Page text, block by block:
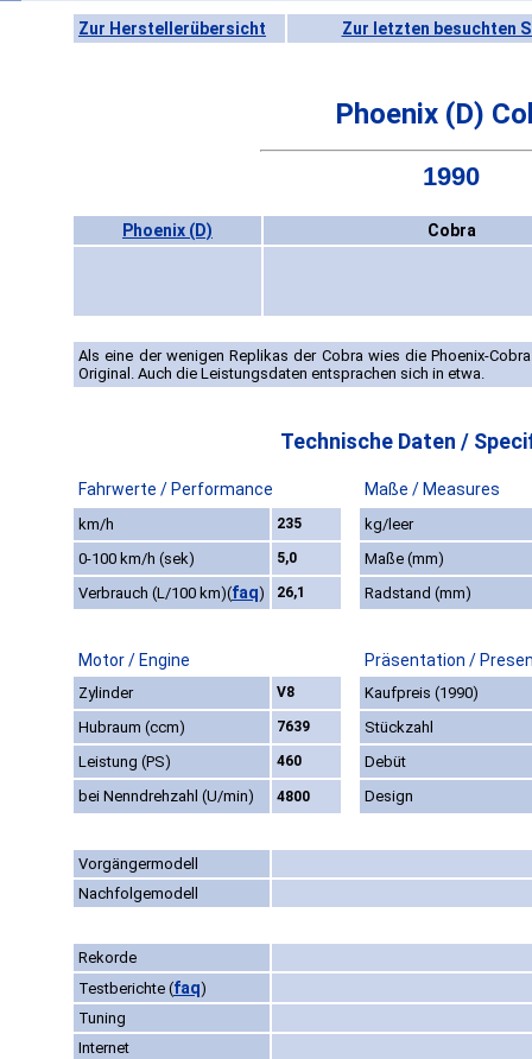
Zur Herstellerübersicht Zur letzten besuchten
Phoenix (D)
1990
Phoenix (D) Cobra
Als eine der wenigen Replikas der Cobra wies die Phoenix-
Original. Auch die Leistungsdaten entsprachen sich in etwa.
Technische Daten /
Fahrwerte / Performance Maße / Measures
km/h 235
kg/leer
0-100 km/h (sek)
5,0
Maße (mm)
Verbrauch (L/100 km)(faq) 26,1 Radstand (mm)
Motor / Engine Präsentation /
Zylinder V8
Kaufpreis (1990)
Hubraum (ccm)
7639
Stückzahl
Leistung (PS)
460
Debüt
bei Nenndrehzahl (U/min)
4800 Design
Vorgängermodell
Nachfolgemodell
Rekorde
Testberichte (faq)
Tuning
Internet